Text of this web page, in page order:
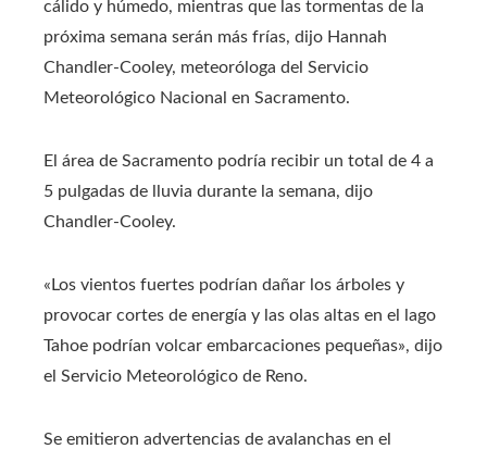
cálido y húmedo, mientras que las tormentas de la
próxima semana serán más frías, dijo Hannah
Chandler-Cooley, meteoróloga del Servicio
Meteorológico Nacional en Sacramento.
El área de Sacramento podría recibir un total de 4 a
5 pulgadas de lluvia durante la semana, dijo
Chandler-Cooley.
«Los vientos fuertes podrían dañar los árboles y
provocar cortes de energía y las olas altas en el lago
Tahoe podrían volcar embarcaciones pequeñas», dijo
el Servicio Meteorológico de Reno.
Se emitieron advertencias de avalanchas en el